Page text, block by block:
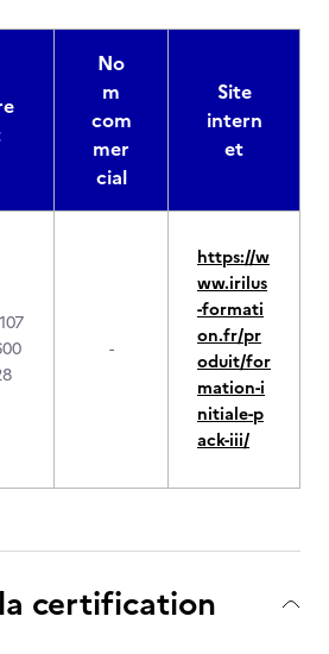
No
m
com
mer
cial
Site
intern
et
-
https://w
ww.irilus
-formati
on.fr/pr
oduit/for
mation-i
nitiale-p
ack-iii/
certification